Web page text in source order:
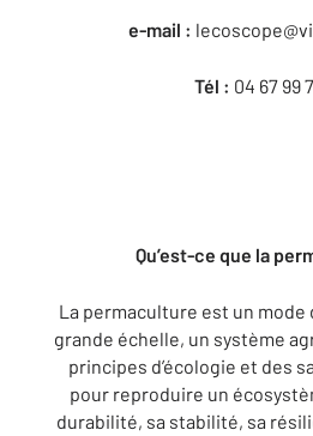
e-mail :
Tél : 04 67 99
Qu’est-ce que la
La permaculture est un mode
grande échelle, un système
principes d’écologie et des
pour reproduire un
durabilité, sa stabilité, sa